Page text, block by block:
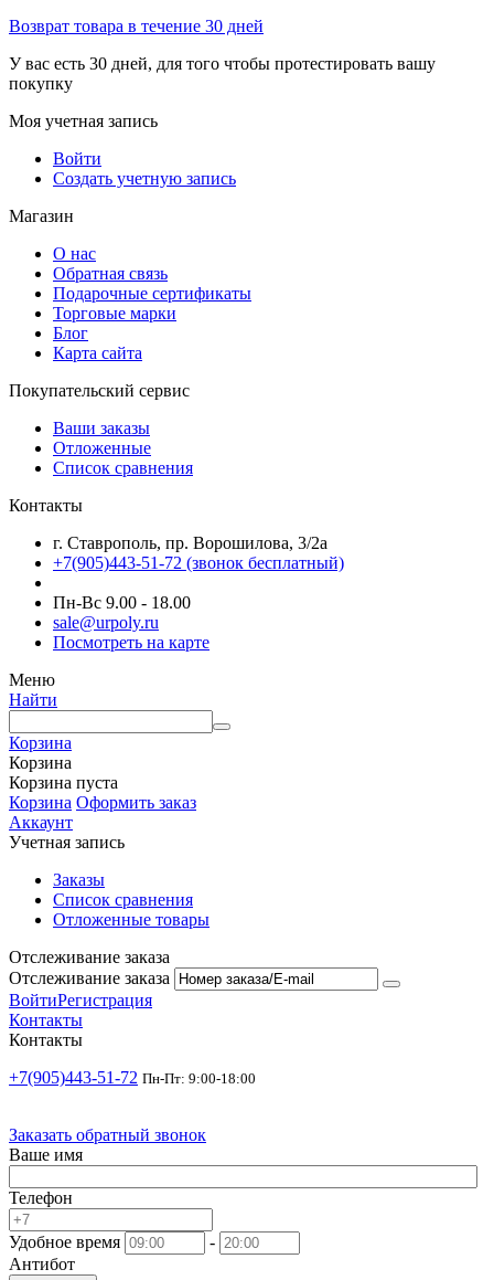
Возврат товара в течение 30 дней
У вас есть 30 дней, для того чтобы протестировать вашу
покупку
Моя учетная запись
Войти
Создать учетную запись
Магазин
О нас
Обратная связь
Подарочные сертификаты
Торговые марки
Блог
Карта сайта
Покупательский сервис
Ваши заказы
Отложенные
Список сравнения
Контакты
г. Ставрополь, пр. Ворошилова, 3/2а
+7(905)443-51-72 (звонок бесплатный)
Пн-Вс 9.00 - 18.00
sale@urpoly.ru
Посмотреть на карте
Меню
Найти
Корзина
Корзина
Корзина пуста
Корзина Оформить заказ
Аккаунт
Учетная запись
Заказы
Список сравнения
Отложенные товары
Отслеживание заказа
Отслеживание заказа
ВойтиРегистрация
Контакты
Контакты
+7(905)443-51-72 Пн-Пт: 9:00-18:00
Заказать обратный звонок
Ваше имя
Телефон
Удобное время
-
Антибот